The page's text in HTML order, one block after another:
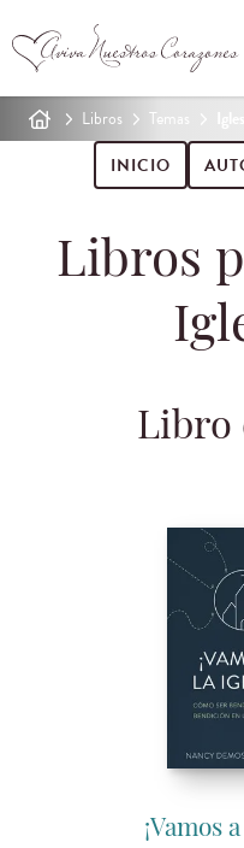
Libros Temas
INICIO
Libros
Libro
¡Vamos